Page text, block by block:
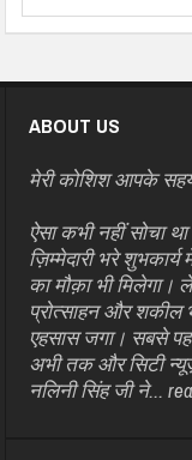
ABOUT US
मेरी कोशिश आपके
ऐसा कभी नहीं सोचा
ज़िम्मेदारी भरे
का मौक़ा भी
प्रोत्साहन और शकील
एहसास जगा। सबसे
अभी तक और सिटी
नलिनी सिंह जी ने...